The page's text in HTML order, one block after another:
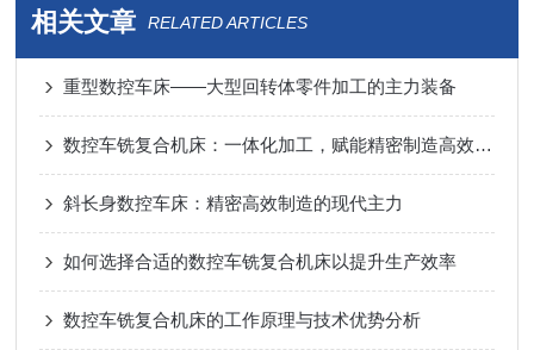
相关文章 RELATED ARTICLES
重型数控车床——大型回转体零件加工的主力装备
数控车铣复合机床：一体化加工，赋能精密制造高效升级
斜长身数控车床：精密高效制造的现代主力
如何选择合适的数控车铣复合机床以提升生产效率
数控车铣复合机床的工作原理与技术优势分析